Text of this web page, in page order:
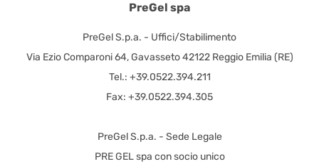
PreGel spa
PreGel S.p.a. - Uffici/Stabilimento
Via Ezio Comparoni 64, Gavasseto 42122 Reggio Emilia (RE)
Tel.: +39.0522.394.211
Fax: +39.0522.394.305
PreGel S.p.a. - Sede Legale
PRE GEL spa con socio unico